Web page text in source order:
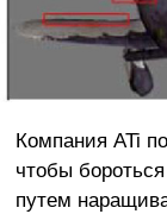
Компания ATi
чтобы
путем